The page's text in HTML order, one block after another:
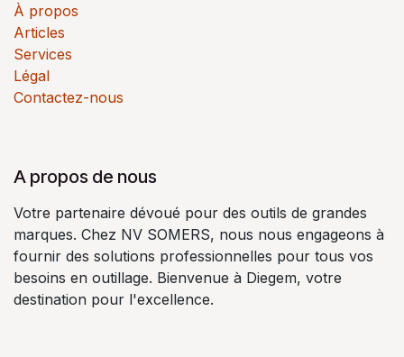
À propos
Articles
Services
Légal
Contactez-nous
A propos de nous
Votre partenaire dévoué pour des outils de grandes
marques. Chez NV SOMERS, nous nous engageons à
fournir des solutions professionnelles pour tous vos
besoins en outillage. Bienvenue à Diegem, votre
destination pour l'excellence.